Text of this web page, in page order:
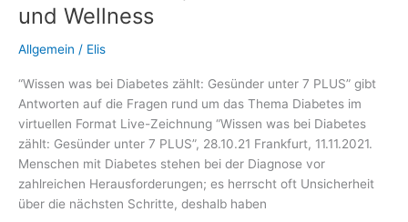
und Wellness
Allgemein / Elis
“Wissen was bei Diabetes zählt: Gesünder unter 7 PLUS” gibt
Antworten auf die Fragen rund um das Thema Diabetes im
virtuellen Format Live-Zeichnung “Wissen was bei Diabetes
zählt: Gesünder unter 7 PLUS”, 28.10.21 Frankfurt, 11.11.2021.
Menschen mit Diabetes stehen bei der Diagnose vor
zahlreichen Herausforderungen; es herrscht oft Unsicherheit
über die nächsten Schritte, deshalb haben